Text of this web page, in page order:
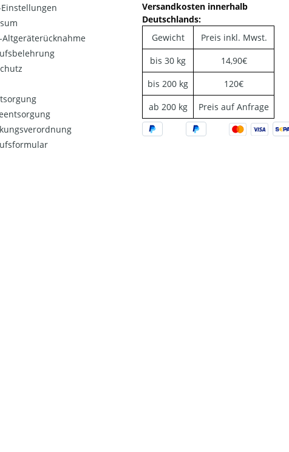
Einstellungen
Altgeräterücknahme
Versandkosten innerhalb
Deutschlands:
Gewicht
Preis inkl. Mwst.
bis 30 kg
14,90€
bis 200 kg
120€
ab 200 kg
Preis auf Anfrage